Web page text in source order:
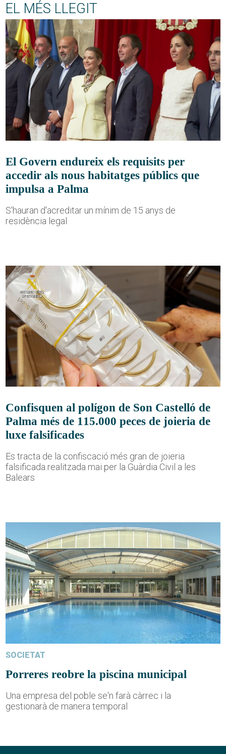
EL MÉS LLEGIT
El Govern endureix els requisits per
accedir als nous habitatges públics que
impulsa a Palma
S'hauran d'acreditar un mínim de 15 anys de
residència legal
Confisquen al polígon de Son Castelló de
Palma més de 115.000 peces de joieria de
luxe falsificades
Es tracta de la confiscació més gran de joieria
falsificada realitzada mai per la Guàrdia Civil a les
Balears
SOCIETAT
Porreres reobre la piscina municipal
Una empresa del poble se'n farà càrrec i la
gestionarà de manera temporal